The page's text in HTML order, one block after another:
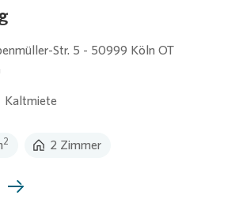
Str. 5 - 50999 Köln OT
Kaltmiete
2 2 Zimmer